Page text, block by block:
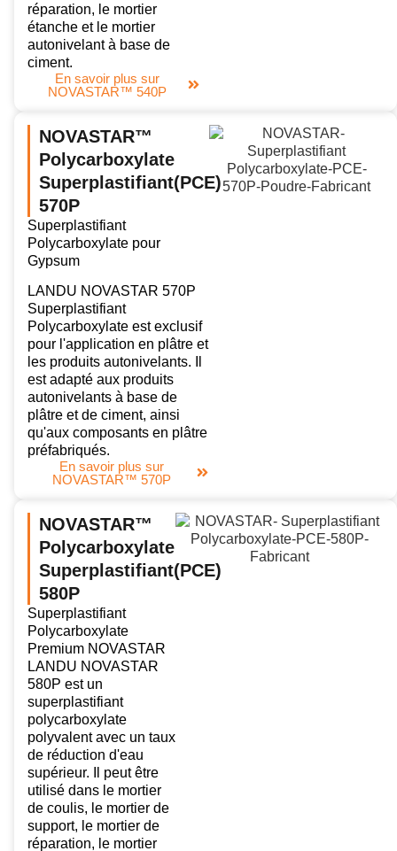
réparation, le mortier
étanche et le mortier
autonivelant à base de
ciment.
En savoir plus sur
NOVASTAR™ 540P
NOVASTAR™
Polycarboxylate
Superplastifiant(PCE)
570P
Superplastifiant
Polycarboxylate pour
Gypsum
LANDU NOVASTAR 570P
Superplastifiant
Polycarboxylate est exclusif
pour l'application en plâtre et
les produits autonivelants. Il
est adapté aux produits
autonivelants à base de
plâtre et de ciment, ainsi
qu'aux composants en plâtre
préfabriqués.
En savoir plus sur
NOVASTAR™ 570P
NOVASTAR™
Polycarboxylate
Superplastifiant(PCE)
580P
Superplastifiant
Polycarboxylate
Premium NOVASTAR
LANDU NOVASTAR
580P est un
superplastifiant
polycarboxylate
polyvalent avec un taux
de réduction d'eau
supérieur. Il peut être
utilisé dans le mortier
de coulis, le mortier de
support, le mortier de
réparation, le mortier